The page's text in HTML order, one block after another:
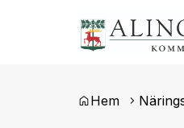
Du är här:
Hem